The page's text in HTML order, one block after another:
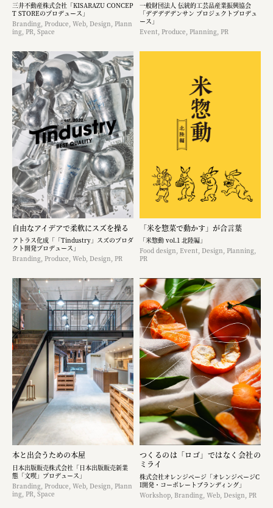
三井不動産株式会社「KISARAZU CONCEP
T STOREのプロデュース」
Branding, Produce, Web, Design, Plann
ing, PR, Space
一般財団法人 伝統的工芸品産業振興協会
「デデデデデンサン プロジェクトプロデュ
ース」
Event, Produce, Planning, PR
自由なアイデアで柔軟にスズを操る
アトラス化成「「Tindustry」スズのプロダ
クト開発プロデュース」
Branding, Produce, Web, Design, PR
「米を惣菜で動かす」が合言葉
「米惣動 vol.1 北陸編」
Food design, Event, Design, Planning,
PR
本と出会うための本屋
日本出版販売株式会社「日本出版販売新業
態「文喫」プロデュース」
Branding, Produce, Web, Design, Plann
ing, PR, Space
つくるのは「ロゴ」ではなく​会社の
ミライ
株式会社オレンジページ​「オレンジページC
I開発・コーポレートブランディング​」
Workshop, Branding, Web, Design, PR